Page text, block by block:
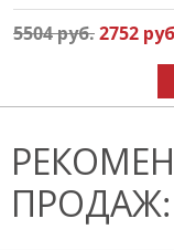
5504руб.2752
ПРОДАЖ: